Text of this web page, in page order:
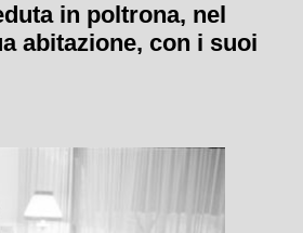
in poltrona, nel
abitazione, con i suoi